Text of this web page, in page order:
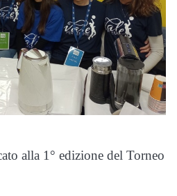
alla 1° edizione del Torneo